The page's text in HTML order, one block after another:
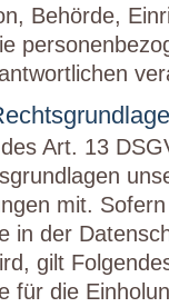
Behörde,
Art. 13
mit.
in der
gilt
für die